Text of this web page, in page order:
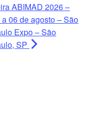
ABIMAD 2026 –
a 06 de agosto – São
Expo – São
SP